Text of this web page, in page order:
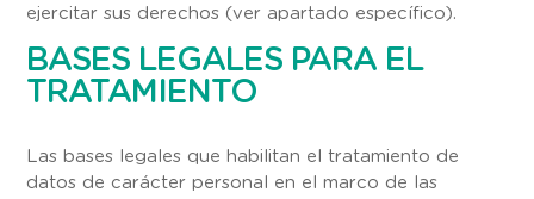
ejercitar sus derechos (ver apartado específico).
BASES LEGALES PARA EL
TRATAMIENTO
Las bases legales que habilitan el tratamiento de
datos de carácter personal en el marco de las